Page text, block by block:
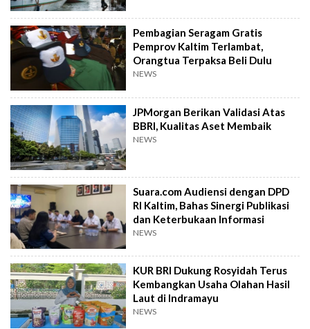
Pembagian Seragam Gratis
Pemprov Kaltim Terlambat,
Orangtua Terpaksa Beli Dulu
NEWS
JPMorgan Berikan Validasi Atas
BBRI, Kualitas Aset Membaik
NEWS
Suara.com Audiensi dengan DPD
RI Kaltim, Bahas Sinergi Publikasi
dan Keterbukaan Informasi
NEWS
KUR BRI Dukung Rosyidah Terus
Kembangkan Usaha Olahan Hasil
Laut di Indramayu
NEWS